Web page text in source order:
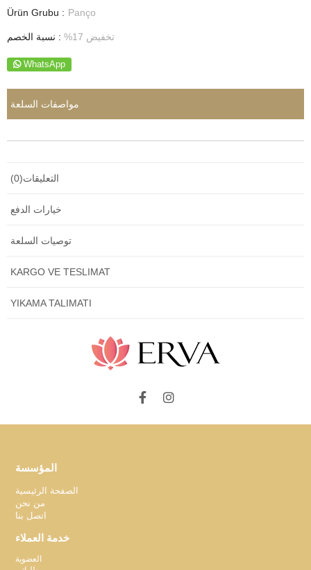
Ürün Grubu : Panço
نسبة الخصم : %17 تخفيض
WhatsApp
مواصفات السلعة
التعليقات(0)
خيارات الدفع
توصيات السلعة
KARGO VE TESLIMAT
YIKAMA TALIMATI
المؤسسة
الصفحة الرئيسية
من نحن
اتصل بنا
خدمة العملاء
العضوية